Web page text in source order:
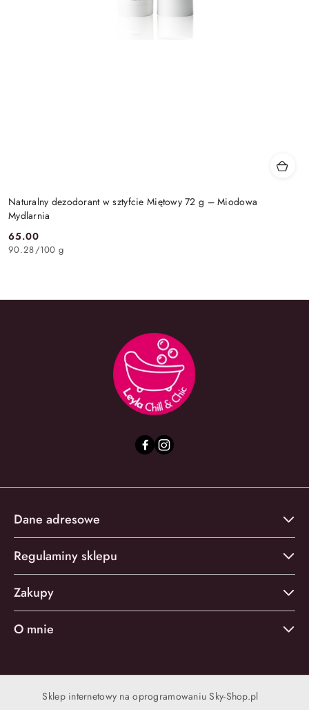
Naturalny dezodorant w sztyfcie Miętowy 72 g – Miodowa
Mydlarnia
Cena:
65.00
90.28/100 g
Dane adresowe
Regulaminy sklepu
Zakupy
O mnie
Sklep internetowy na oprogramowaniu Sky-Shop.pl